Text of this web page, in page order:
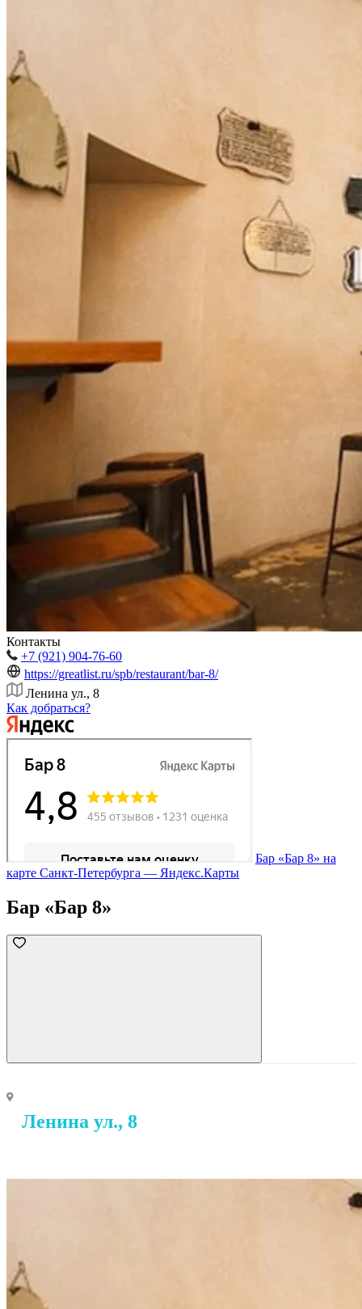
Контакты
+7 (921) 904-76-60
https://greatlist.ru/spb/restaurant/bar-8/
Ленина ул., 8
Как добраться?
Бар «Бар 8» на
карте Санкт‑Петербурга — Яндекс.Карты
Бар «Бар 8»
Ленина ул., 8